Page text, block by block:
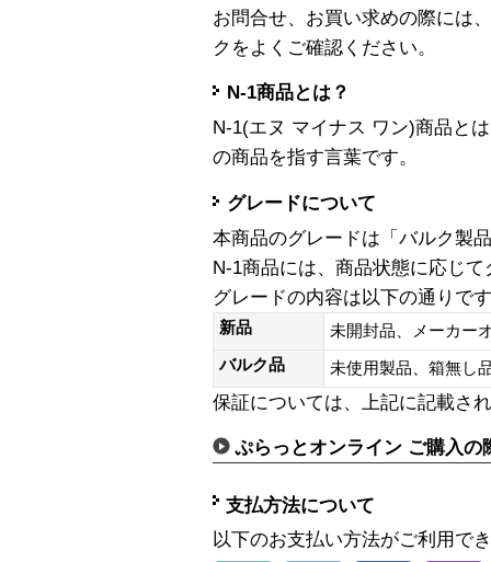
お問合せ、お買い求めの際には
クをよくご確認ください。
N-1商品とは？
N-1(エヌ マイナス ワン)商品と
の商品を指す言葉です。
グレードについて
本商品のグレードは「バルク製
N-1商品には、商品状態に応じ
グレードの内容は以下の通りで
新品
未開封品、メーカー
バルク品
未使用製品、箱無
保証については、上記に記載さ
ぷらっとオンライン ご購入の
支払方法について
以下のお支払い方法がご利用で